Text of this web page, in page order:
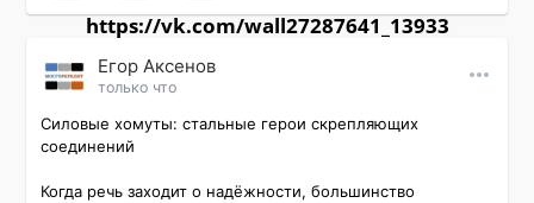
https://vk.com/wall27287641_13933
Εгор Αксенов
только что
Силовые хомуты: стальные герои скрепляющих
соединений
Когда речь заходит о надёжности, большинство